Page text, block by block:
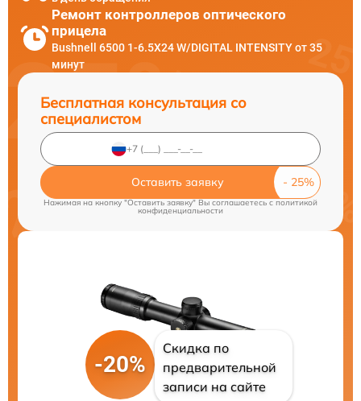
Ремонт контроллеров оптического
прицела
Bushnell 6500 1-6.5X24 W/DIGITAL INTENSITY от 35
минут
Бесплатная консультация со
специалистом
Оставить заявку
Нажимая на кнопку "Оставить заявку" Вы соглашаетесь cполитикой
конфиденциальности
-20%
Скидка по
предварительной
записи на сайте